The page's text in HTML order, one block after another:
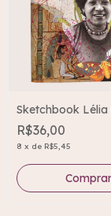
Sketchbook Lélia
R$36,00
8 x de R$5,45